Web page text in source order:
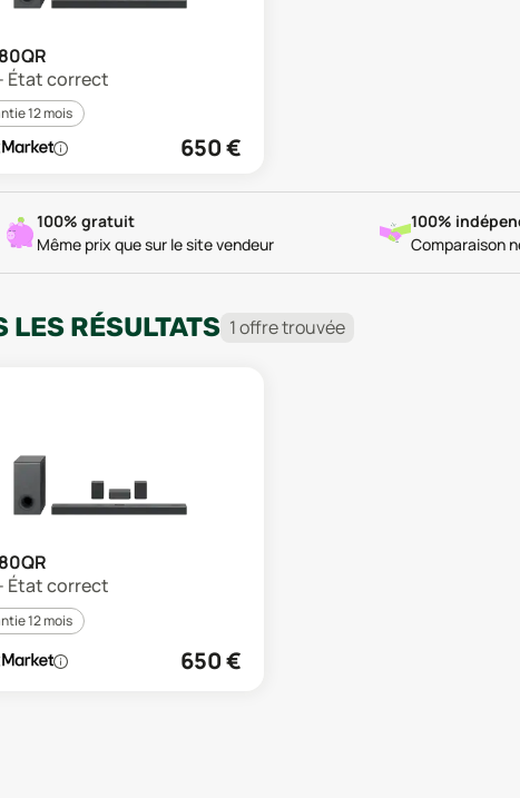
État correct
12 mois
650€
100% gratuit
Même prix que sur le site vendeur
100%
Comparaison
LES RÉSULTATS 1offretrouvée
État correct
12 mois
650€